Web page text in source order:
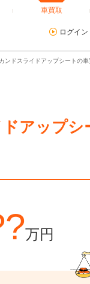
車買取
ログイン
ドスライドアップシートの車
アップシ
万円